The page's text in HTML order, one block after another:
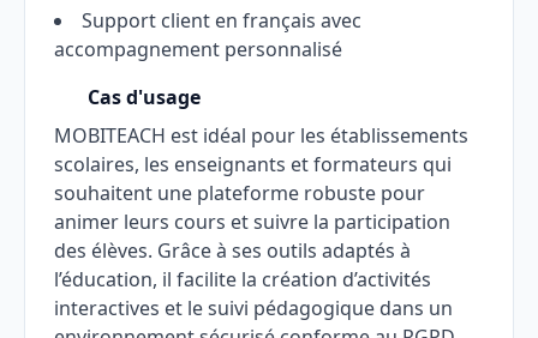
Support client en français avec
accompagnement personnalisé
Cas d'usage
MOBITEACH est idéal pour les établissements
scolaires, les enseignants et formateurs qui
souhaitent une plateforme robuste pour
animer leurs cours et suivre la participation
des élèves. Grâce à ses outils adaptés à
l’éducation, il facilite la création d’activités
interactives et le suivi pédagogique dans un